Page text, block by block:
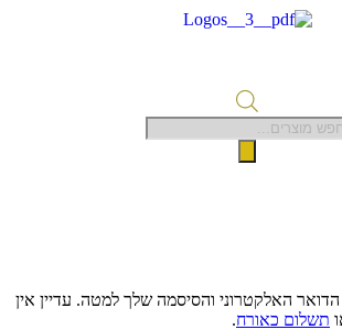
האלקטרוני והסיסמה שלך למטה. עדיין אין
תשלום כאורח.